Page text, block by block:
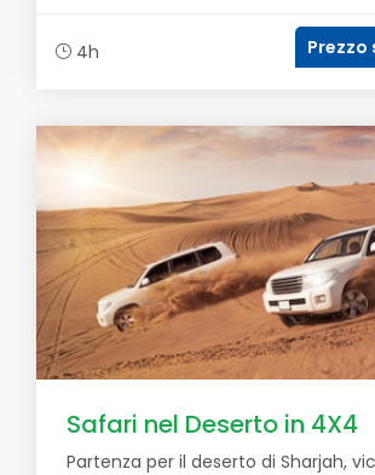
4h Prezzo
Safari nel Deserto in 4X4
Partenza per il deserto di Sharjah,